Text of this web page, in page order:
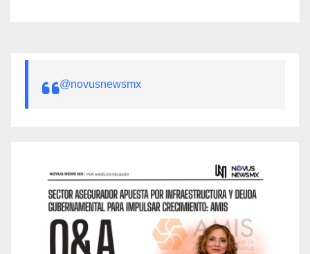
@novusnewsmx